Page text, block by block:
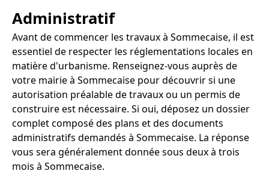
Administratif
Avant de commencer les travaux à Sommecaise, il est
essentiel de respecter les réglementations locales en
matière d'urbanisme. Renseignez-vous auprès de
votre mairie à Sommecaise pour découvrir si une
autorisation préalable de travaux ou un permis de
construire est nécessaire. Si oui, déposez un dossier
complet composé des plans et des documents
administratifs demandés à Sommecaise. La réponse
vous sera généralement donnée sous deux à trois
mois à Sommecaise.